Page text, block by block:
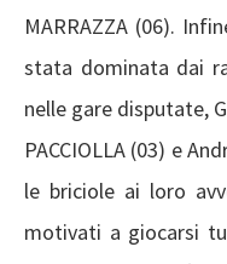
MARRAZZA (06).
stata dominata dai
nelle gare disputate,
PACCIOLLA (03) e
le briciole ai loro
motivati a giocarsi